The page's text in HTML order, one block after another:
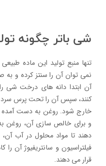
شی باتر چگونه
تنها منبع تولید این ماده
نمی توان آن را سنتز کرده و به
آن ابتدا دانه های درخت
کنند، سپس آن را تحت پرس سرد
خارج شود. روغن به دست
و برای خالص سازی آن، روغن
دهند تا مواد محلول در آب
فیلتراسیون و سانتریفیوژ آن
قرار می دهند.